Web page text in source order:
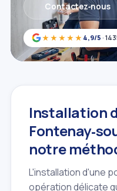
★★★★★ 4,9/5 ·
Contactez‑nous
Installation
notre
L'installation d'une
opération délicate